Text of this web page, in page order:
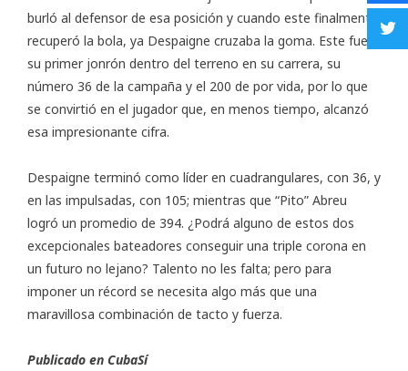
burló al defensor de esa posición y cuando este finalmente
recuperó la bola, ya Despaigne cruzaba la goma. Este fue
su primer jonrón dentro del terreno en su carrera, su
número 36 de la campaña y el 200 de por vida, por lo que
se convirtió en el jugador que, en menos tiempo, alcanzó
esa impresionante cifra.
Despaigne terminó como líder en cuadrangulares, con 36, y
en las impulsadas, con 105; mientras que “Pito” Abreu
logró un promedio de 394. ¿Podrá alguno de estos dos
excepcionales bateadores conseguir una triple corona en
un futuro no lejano? Talento no les falta; pero para
imponer un récord se necesita algo más que una
maravillosa combinación de tacto y fuerza.
Publicado en CubaSí